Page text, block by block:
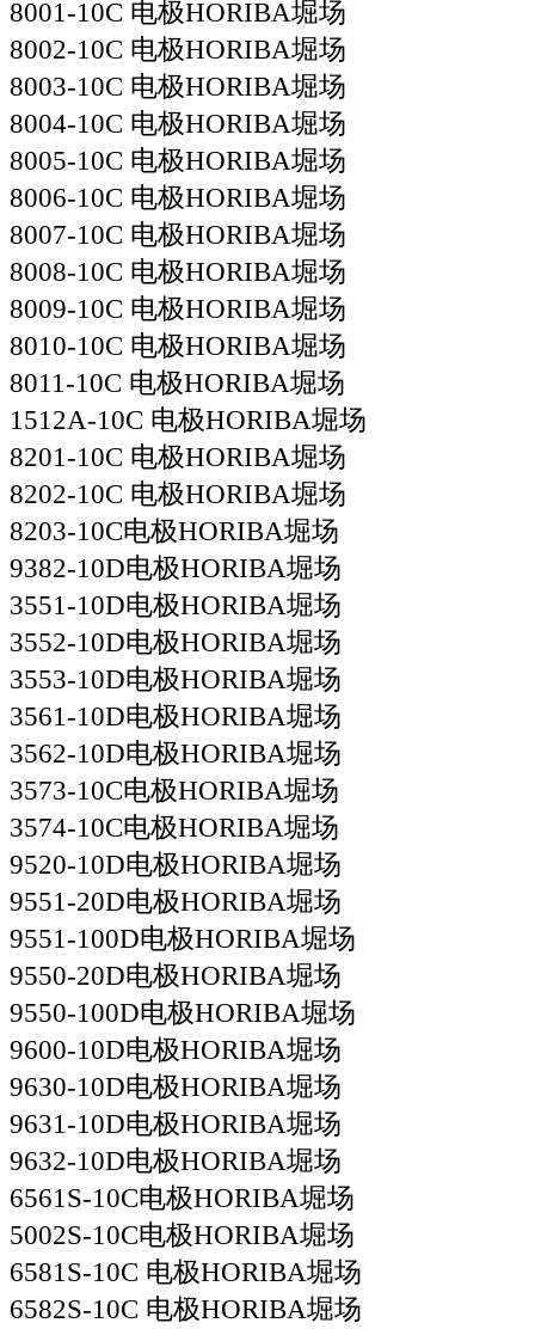
8001-10C 电极HORIBA堀场
8002-10C 电极HORIBA堀场
8003-10C 电极HORIBA堀场
8004-10C 电极HORIBA堀场
8005-10C 电极HORIBA堀场
8006-10C 电极HORIBA堀场
8007-10C 电极HORIBA堀场
8008-10C 电极HORIBA堀场
8009-10C 电极HORIBA堀场
8010-10C 电极HORIBA堀场
8011-10C 电极HORIBA堀场
1512A-10C 电极HORIBA堀场
8201-10C 电极HORIBA堀场
8202-10C 电极HORIBA堀场
8203-10C电极HORIBA堀场
9382-10D电极HORIBA堀场
3551-10D电极HORIBA堀场
3552-10D电极HORIBA堀场
3553-10D电极HORIBA堀场
3561-10D电极HORIBA堀场
3562-10D电极HORIBA堀场
3573-10C电极HORIBA堀场
3574-10C电极HORIBA堀场
9520-10D电极HORIBA堀场
9551-20D电极HORIBA堀场
9551-100D电极HORIBA堀场
9550-20D电极HORIBA堀场
9550-100D电极HORIBA堀场
9600-10D电极HORIBA堀场
9630-10D电极HORIBA堀场
9631-10D电极HORIBA堀场
9632-10D电极HORIBA堀场
6561S-10C电极HORIBA堀场
5002S-10C电极HORIBA堀场
6581S-10C 电极HORIBA堀场
6582S-10C 电极HORIBA堀场